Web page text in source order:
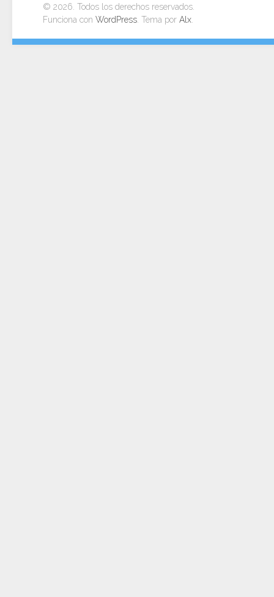
© 2026. Todos los derechos reservados.
Funciona con WordPress . Tema por Alx